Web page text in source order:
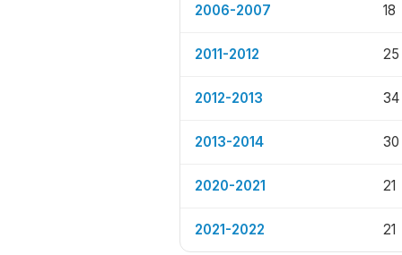
2006-2007 18
2011-2012 25
2012-2013 34
2013-2014 30
2020-2021 21
2021-2022 21